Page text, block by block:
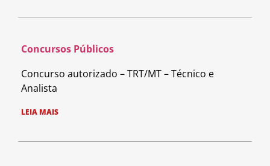
Concursos Públicos
Concurso autorizado – TRT/MT – Técnico e
Analista
LEIA MAIS